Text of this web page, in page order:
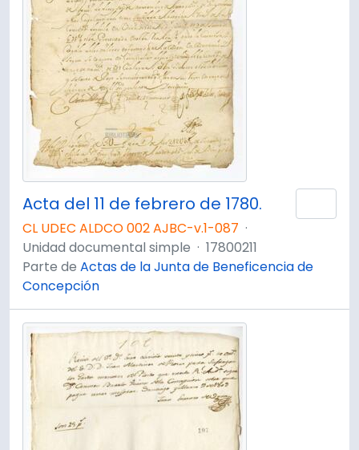
Acta del 11 de febrero de 1780.
CL UDEC ALDCO 002 AJBC-v.1-087 ·
Unidad documental simple · 17800211
Parte de Actas de la Junta de Beneficencia de
Concepción